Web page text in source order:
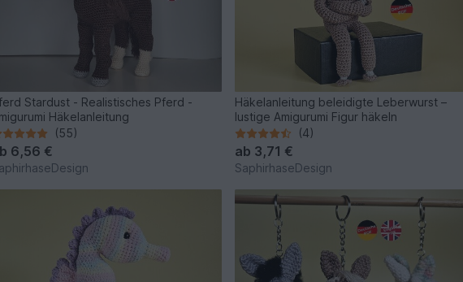
Stardust - Realistisches Pferd -
Häkelanleitung
(55)
6,56 €
Häkelanleitung beleidigte Leberwurst –
lustige Amigurumi Figur häkeln
(4)
ab 3,71 €
SaphirhaseDesign